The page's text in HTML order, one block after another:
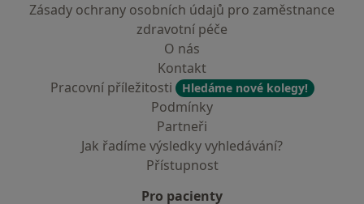
Zásady ochrany osobních údajů pro zaměstnance
zdravotní péče
O nás
Kontakt
Pracovní příležitosti
Hledáme nové kolegy!
Podmínky
Partneři
Jak řadíme výsledky vyhledávání?
Přístupnost
Pro pacienty